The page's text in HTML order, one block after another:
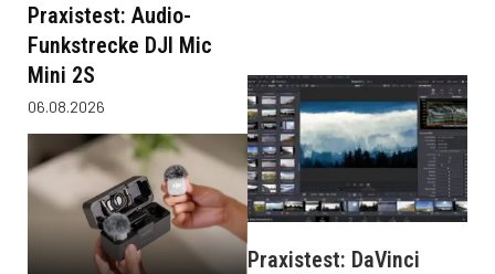
Praxistest: Audio-
Funkstrecke DJI Mic
Mini 2S
06.08.2026
Praxistest: DaVinci